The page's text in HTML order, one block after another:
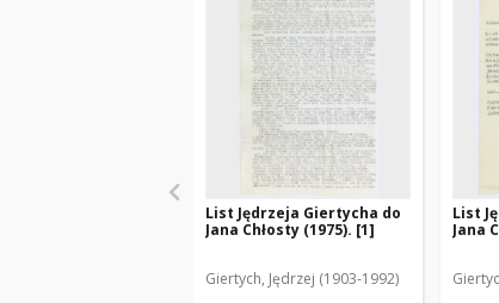
List Jędrzeja Giertycha do
Jana Chłosty (1975). [1]
Giertych, Jędrzej (1903-1992)
List
Jana